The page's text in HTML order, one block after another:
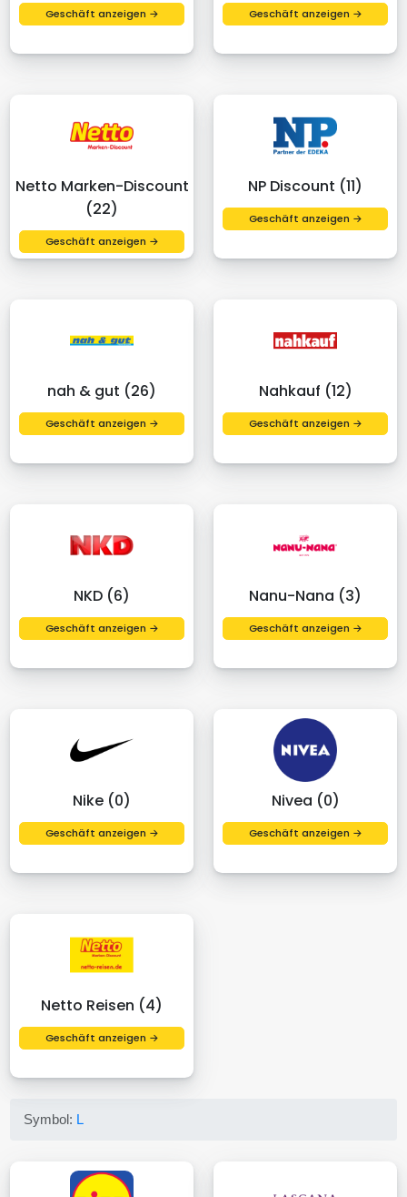
Geschäft anzeigen → Geschäft anzeigen →
Netto Marken-Discount
(22)
Geschäft anzeigen →
NP Discount (11)
Geschäft anzeigen →
nah & gut (26)
Geschäft anzeigen →
Nahkauf (12)
Geschäft anzeigen →
NKD (6)
Geschäft anzeigen →
Nanu-Nana (3)
Geschäft anzeigen →
Nike (0)
Geschäft anzeigen →
Nivea (0)
Geschäft anzeigen →
Netto Reisen (4)
Geschäft anzeigen →
Symbol: L